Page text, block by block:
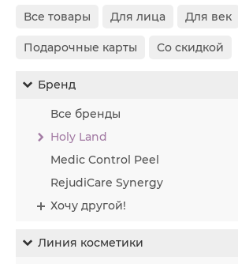
Все товары Для лица Для век
Подарочные карты Со скидкой
Бренд
Все бренды
Holy Land
Medic Control Peel
RejudiCare Synergy
Хочу другой!
Линия косметики